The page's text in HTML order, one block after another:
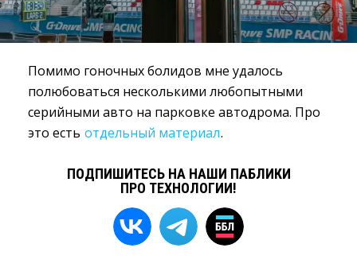
Помимо гоночных болидов мне удалось
полюбоваться несколькими любопытными
серийными авто на парковке автодрома. Про
это есть отдельный материал.
ПОДПИШИТЕСЬ НА НАШИ ПАБЛИКИ
ПРО ТЕХНОЛОГИИ!